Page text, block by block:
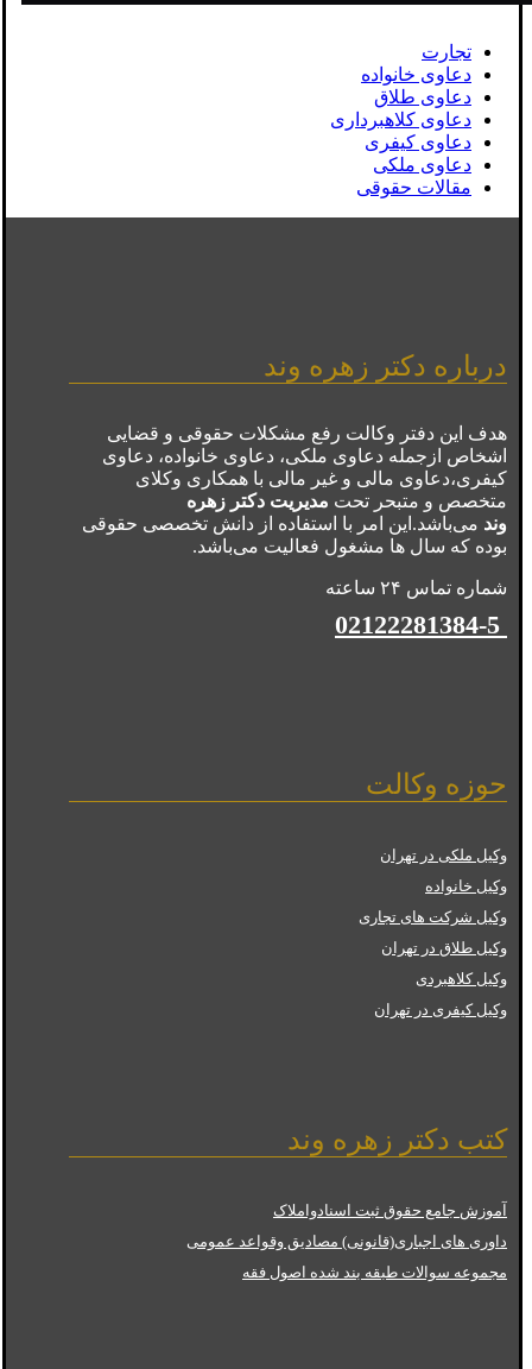
تجارت
دعاوی خانواده
دعاوی طلاق
دعاوی کلاهبرداری
دعاوی کیفری
دعاوی ملکی
مقالات حقوقی
درباره دکتر زهره وند
هدف این دفتر وکالت رفع مشکلات حقوقی و قضایی
اشخاص ازجمله دعاوی ملکی، دعاوی خانواده، دعاوی
کیفری،دعاوی مالی و غیر مالی با همکاری وکلای
متخصص و متبحر تحت مدیریت دکتر زهره
وند می‌باشد.این امر با استفاده از دانش تخصصی حقوقی
بوده که سال ها مشغول فعالیت می‌باشد.
شماره تماس ۲۴ ساعته
حوزه وکالت
وکیل ملکی در تهران
وکیل خانواده
وکیل شرکت های تجاری
وکیل طلاق در تهران
وکیل کلاهبردی
وکیل کیفری در تهران
کتب دکتر زهره وند
آموزش جامع حقوق ثبت اسنادواملاک
داوری های اجباری(قانونی) مصادیق وقواعد عمومی
مجموعه سوالات طبقه بند شده اصول فقه